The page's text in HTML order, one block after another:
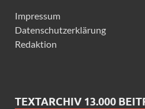
Impressum
Datenschutzerklärung
Redaktion
TEXTARCHIV 13.000